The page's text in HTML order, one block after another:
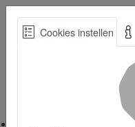
Skip
Best Practices voor een
Cookies instellen